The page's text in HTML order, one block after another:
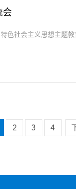
会
社会主义思想主题
2 3 4